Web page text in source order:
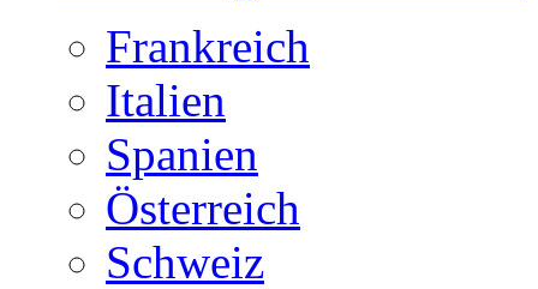
Frankreich
Italien
Spanien
Österreich
Schweiz